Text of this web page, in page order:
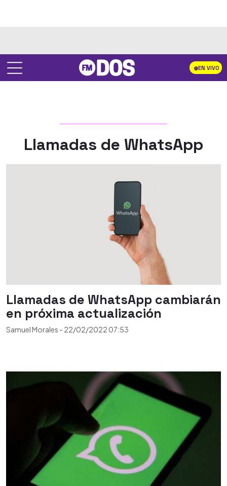
EN VIVO
Llamadas de WhatsApp
Llamadas de WhatsApp cambiarán
en próxima actualización
Samuel Morales - 22/02/2022 07:53